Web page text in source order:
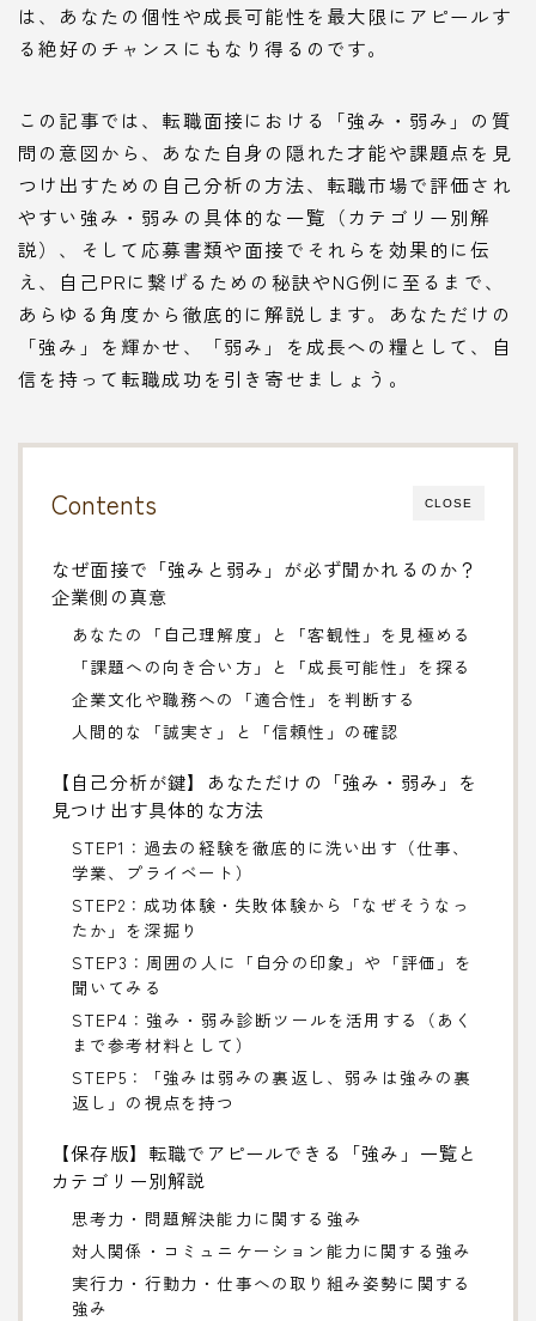
は、あなたの個性や成長可能性を最大限にアピールす
る絶好のチャンスにもなり得るのです。
この記事では、転職面接における「強み・弱み」の質
問の意図から、あなた自身の隠れた才能や課題点を見
つけ出すための自己分析の方法、転職市場で評価され
やすい強み・弱みの具体的な一覧（カテゴリー別解
説）、そして応募書類や面接でそれらを効果的に伝
え、自己PRに繋げるための秘訣やNG例に至るまで、
あらゆる角度から徹底的に解説します。あなただけの
「強み」を輝かせ、「弱み」を成長への糧として、自
信を持って転職成功を引き寄せましょう。
CLOSE
Contents
なぜ面接で「強みと弱み」が必ず聞かれるのか？
企業側の真意
あなたの「自己理解度」と「客観性」を見極める
「課題への向き合い方」と「成長可能性」を探る
企業文化や職務への「適合性」を判断する
人間的な「誠実さ」と「信頼性」の確認
【自己分析が鍵】あなただけの「強み・弱み」を
見つけ出す具体的な方法
STEP1：過去の経験を徹底的に洗い出す（仕事、
学業、プライベート）
STEP2：成功体験・失敗体験から「なぜそうなっ
たか」を深掘り
STEP3：周囲の人に「自分の印象」や「評価」を
聞いてみる
STEP4：強み・弱み診断ツールを活用する（あく
まで参考材料として）
STEP5：「強みは弱みの裏返し、弱みは強みの裏
返し」の視点を持つ
【保存版】転職でアピールできる「強み」一覧と
カテゴリー別解説
思考力・問題解決能力に関する強み
対人関係・コミュニケーション能力に関する強み
実行力・行動力・仕事への取り組み姿勢に関する
強み